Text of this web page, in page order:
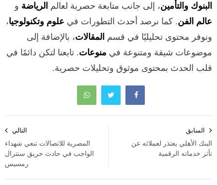
البنوك والتأمين، إلى جانب متابعة حصرية لعالم الرياضة و
عالم الفن. كما نرصد أحدث التطورات في علوم وتكنولوجيا،
ونوفر محتوى تحليليًا في قسم المقالات، بالإضافة إلى
موضوعات شيقة ومتنوعة في منوعات. تابعنا لتكن دائمًا في
قلب الحدث بمحتوى موثوق وتحليلات حصرية.
المقالات
السابق
البنك الأهلي يعتذر لعملائه عن
تأثر خدماته الرقمية
التالي
المصرية للاتصالات تنعي شهداء
الواجب في حادث حريق سنترال
رمسيس